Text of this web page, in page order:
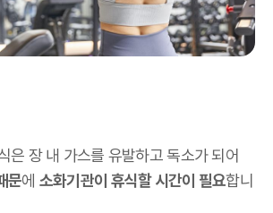
은 장 내 가스를 유발하고 독소가 되어
문에 소화기관이 휴식할 시간이 필요합니